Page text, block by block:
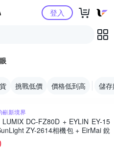
Yahoo購物中心登入
挑戰低價 價格低到高 儲
嶄新境界
LUMIX DC-FZ80D + EYLIN EY-15
ZY-2614相機包 + EirMai 銳
電子除濕卡 FZ80D (公司貨)